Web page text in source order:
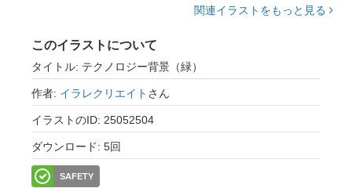
関連イラストをもっと見る
このイラストについて
タイトル: テクノロジー背景（緑）
作者: イラレクリエイト さん
イラストのID: 25052504
ダウンロード: 5回
SAFETY